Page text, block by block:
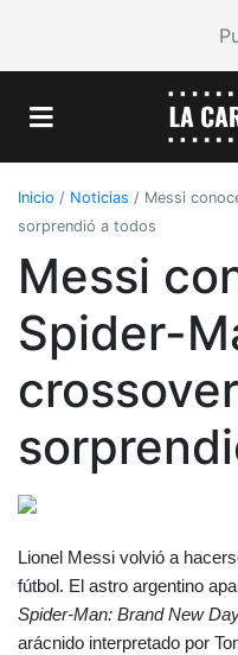
Inicio / Noticias / Messi
sorprendió a todos
Messi
Spider-
Lionel Messi volvió a
Spider-Man: Brand New
arácnido interpretado por